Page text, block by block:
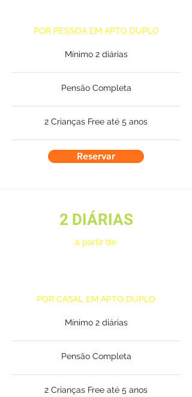
POR PESSOA EM APTO DUPLO
Mínimo 2 diárias
Pensão Completa
2 Crianças Free até 5 anos
Reservar
2 DIÁRIAS
a partir de:
POR CASAL EM APTO DUPLO
Mínimo 2 diárias
Pensão Completa
2 Crianças Free até 5 anos